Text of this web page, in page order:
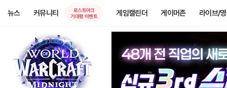
뉴스 커뮤니티
로스트아크
기대평 이벤트
게임캘린더 게이머존 라이브/